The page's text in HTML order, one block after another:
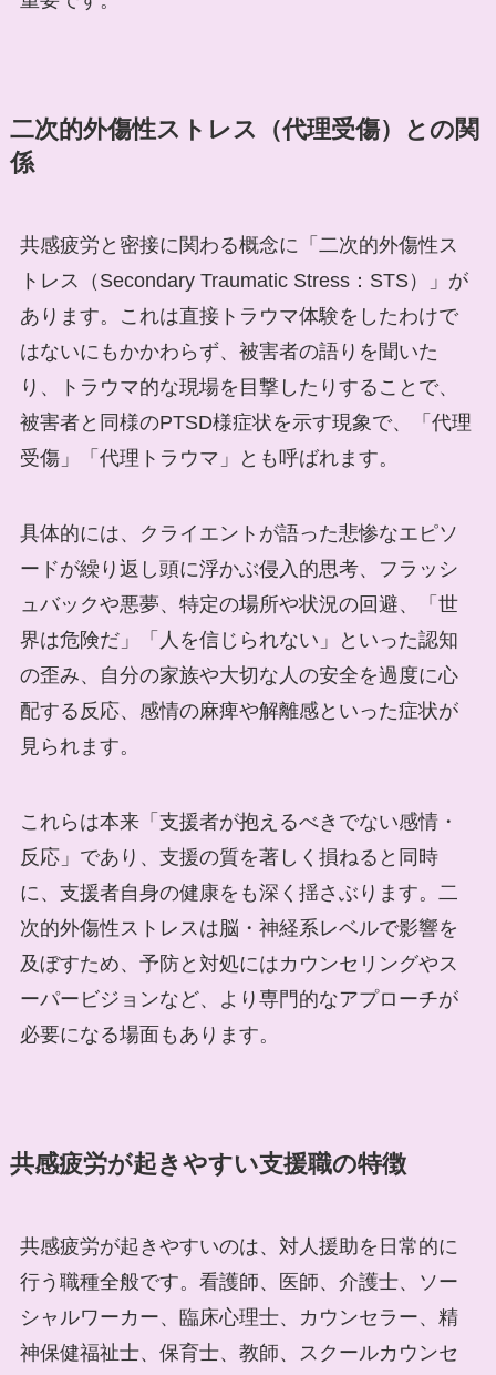
二次的外傷性ストレス（代理受傷）との関
係
共感疲労と密接に関わる概念に「二次的外傷性ス
トレス（Secondary Traumatic Stress：STS）」が
あります。これは直接トラウマ体験をしたわけで
はないにもかかわらず、被害者の語りを聞いた
り、トラウマ的な現場を目撃したりすることで、
被害者と同様のPTSD様症状を示す現象で、「代理
受傷」「代理トラウマ」とも呼ばれます。
具体的には、クライエントが語った悲惨なエピソ
ードが繰り返し頭に浮かぶ侵入的思考、フラッシ
ュバックや悪夢、特定の場所や状況の回避、「世
界は危険だ」「人を信じられない」といった認知
の歪み、自分の家族や大切な人の安全を過度に心
配する反応、感情の麻痺や解離感といった症状が
見られます。
これらは本来「支援者が抱えるべきでない感情・
反応」であり、支援の質を著しく損ねると同時
に、支援者自身の健康をも深く揺さぶります。二
次的外傷性ストレスは脳・神経系レベルで影響を
及ぼすため、予防と対処にはカウンセリングやス
ーパービジョンなど、より専門的なアプローチが
必要になる場面もあります。
共感疲労が起きやすい支援職の特徴
共感疲労が起きやすいのは、対人援助を日常的に
行う職種全般です。看護師、医師、介護士、ソー
シャルワーカー、臨床心理士、カウンセラー、精
神保健福祉士、保育士、教師、スクールカウンセ